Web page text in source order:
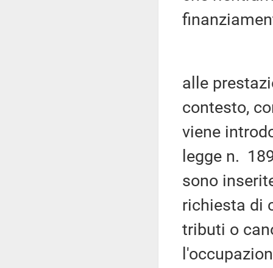
alle
contesto,
viene
legge n.
sono
richiesta di
tributi o